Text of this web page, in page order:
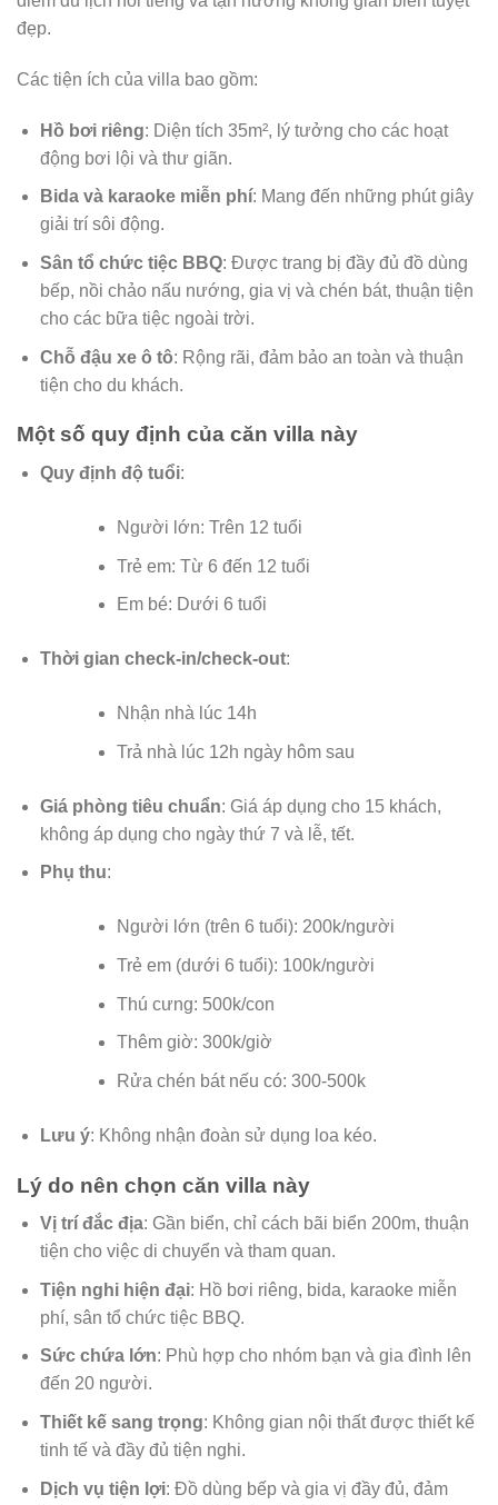
đẹp.
Các tiện ích của villa bao gồm:
Hồ bơi riêng: Diện tích 35m², lý tưởng cho các hoạt
động bơi lội và thư giãn.
Bida và karaoke miễn phí: Mang đến những phút giây
giải trí sôi động.
Sân tổ chức tiệc BBQ: Được trang bị đầy đủ đồ dùng
bếp, nồi chảo nấu nướng, gia vị và chén bát, thuận tiện
cho các bữa tiệc ngoài trời.
Chỗ đậu xe ô tô: Rộng rãi, đảm bảo an toàn và thuận
tiện cho du khách.
Một số quy định của căn villa này
Quy định độ tuổi:
Người lớn: Trên 12 tuổi
Trẻ em: Từ 6 đến 12 tuổi
Em bé: Dưới 6 tuổi
Thời gian check-in/check-out:
Nhận nhà lúc 14h
Trả nhà lúc 12h ngày hôm sau
Giá phòng tiêu chuẩn: Giá áp dụng cho 15 khách,
không áp dụng cho ngày thứ 7 và lễ, tết.
Phụ thu:
Người lớn (trên 6 tuổi): 200k/người
Trẻ em (dưới 6 tuổi): 100k/người
Thú cưng: 500k/con
Thêm giờ: 300k/giờ
Rửa chén bát nếu có: 300-500k
Lưu ý: Không nhận đoàn sử dụng loa kéo.
Lý do nên chọn căn villa này
Vị trí đắc địa: Gần biển, chỉ cách bãi biển 200m, thuận
tiện cho việc di chuyển và tham quan.
Tiện nghi hiện đại: Hồ bơi riêng, bida, karaoke miễn
phí, sân tổ chức tiệc BBQ.
Sức chứa lớn: Phù hợp cho nhóm bạn và gia đình lên
đến 20 người.
Thiết kế sang trọng: Không gian nội thất được thiết kế
tinh tế và đầy đủ tiện nghi.
Dịch vụ tiện lợi: Đồ dùng bếp và gia vị đầy đủ, đảm